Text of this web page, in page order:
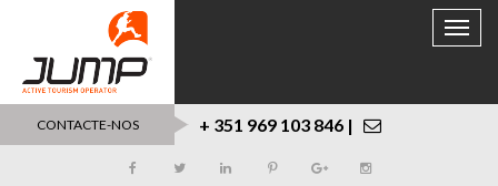
Toggle
CONTACTE-NOS + 351 969 103 846 |